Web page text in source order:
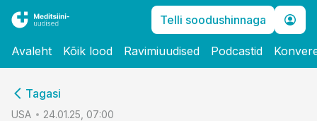
Telli soodushinnaga
Avaleht Kõik lood Ravimiuudised Podcastid
Tagasi
USA 24.01.25, 07:00